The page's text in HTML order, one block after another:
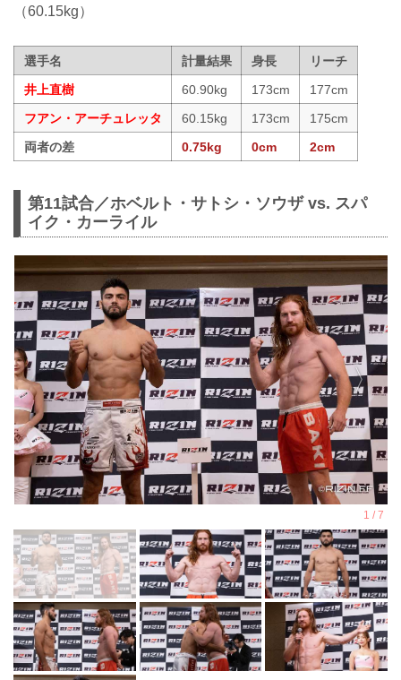
（60.15kg）
選手名 計量結果 身長
リーチ
井上直樹
60.90kg 173cm
177cm
フアン・アーチュレッタ
60.15kg 173cm
175cm
両者の差
0.75kg 0cm 2cm
第11試合／ホベルト・サトシ・ソウザ vs. スパ
イク・カーライル